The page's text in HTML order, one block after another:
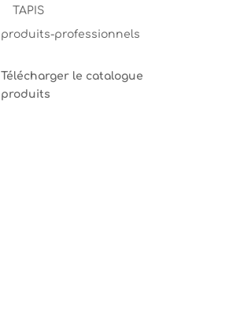
TAPIS
produits-professionnels
Télécharger le catalogue
produits